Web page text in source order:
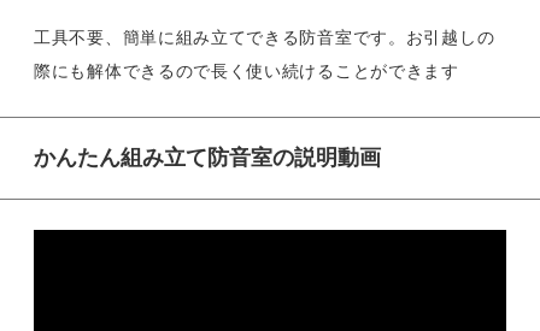
工具不要、簡単に組み立てできる防音室です。お引越しの
際にも解体できるので長く使い続けることができます
かんたん組み立て防音室の説明動画